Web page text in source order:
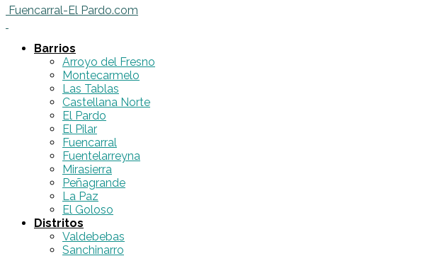
Fuencarral-El Pardo.com
Barrios
Arroyo del Fresno
Montecarmelo
Las Tablas
Castellana Norte
El Pardo
El Pilar
Fuencarral
Fuentelarreyna
Mirasierra
Peñagrande
La Paz
El Goloso
Distritos
Valdebebas
Sanchinarro